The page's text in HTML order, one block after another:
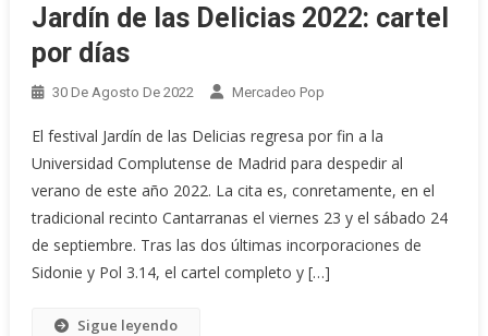
Jardín de las Delicias 2022: cartel
por días
30 De Agosto De 2022 Mercadeo Pop
El festival Jardín de las Delicias regresa por fin a la
Universidad Complutense de Madrid para despedir al
verano de este año 2022. La cita es, conretamente, en el
tradicional recinto Cantarranas el viernes 23 y el sábado 24
de septiembre. Tras las dos últimas incorporaciones de
Sidonie y Pol 3.14, el cartel completo y […]
Sigue leyendo